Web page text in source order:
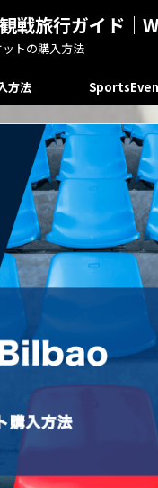
戦旅行ガイド｜
トの購入方法
方法